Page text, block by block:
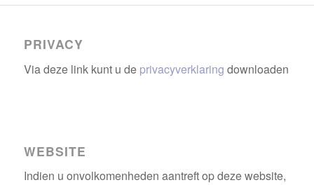
PRIVACY
Via deze link kunt u de privacyverklaring downloaden
WEBSITE
Indien u onvolkomenheden aantreft op deze website,